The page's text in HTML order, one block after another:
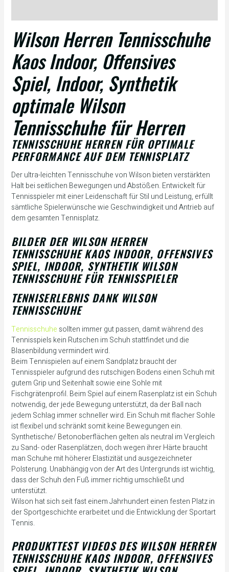
Wilson Herren Tennisschuhe
Kaos Indoor, Offensives
Spiel, Indoor, Synthetik
optimale Wilson
Tennisschuhe für Herren
TENNISSCHUHE HERREN FÜR OPTIMALE
PERFORMANCE AUF DEM TENNISPLATZ
Der ultra-leichten Tennisschuhe von Wilson bieten verstärkten
Halt bei seitlichen Bewegungen und Abstößen. Entwickelt für
Tennisspieler mit einer Leidenschaft für Stil und Leistung, erfüllt
sämtliche Spielerwünsche wie Geschwindigkeit und Antrieb auf
dem gesamten Tennisplatz.
BILDER DER WILSON HERREN
TENNISSCHUHE KAOS INDOOR, OFFENSIVES
SPIEL, INDOOR, SYNTHETIK WILSON
TENNISSCHUHE FÜR TENNISSPIELER
TENNISERLEBNIS DANK WILSON
TENNISSCHUHE
Tennisschuhe sollten immer gut passen, damit während des
Tennisspiels kein Rutschen im Schuh stattfindet und die
Blasenbildung vermindert wird.
Beim Tennispielen auf einem Sandplatz braucht der
Tennisspieler aufgrund des rutschigen Bodens einen Schuh mit
gutem Grip und Seitenhalt sowie eine Sohle mit
Fischgrätenprofil. Beim Spiel auf einem Rasenplatz ist ein Schuh
notwendig, der jede Bewegung unterstützt, da der Ball nach
jedem Schlag immer schneller wird. Ein Schuh mit flacher Sohle
ist flexibel und schränkt somit keine Bewegungen ein.
Synthetische/ Betonoberflächen gelten als neutral im Vergleich
zu Sand- oder Rasenplätzen, doch wegen ihrer Härte braucht
man Schuhe mit höherer Elastizität und ausgezeichneter
Polsterung. Unabhängig von der Art des Untergrunds ist wichtig,
dass der Schuh den Fuß immer richtig umschließt und
unterstützt.
Wilson hat sich seit fast einem Jahrhundert einen festen Platz in
der Sportgeschichte erarbeitet und die Entwicklung der Sportart
Tennis.
PRODUKTTEST VIDEOS DES WILSON HERREN
TENNISSCHUHE KAOS INDOOR, OFFENSIVES